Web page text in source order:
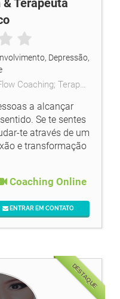
Terapeuta
Depressão,
Holístico e Barras de Access
a alcançar
Se te sentes
te através de um
e transformação
Coaching Online
ENTRAR EM CONTATO
DESTAQUE